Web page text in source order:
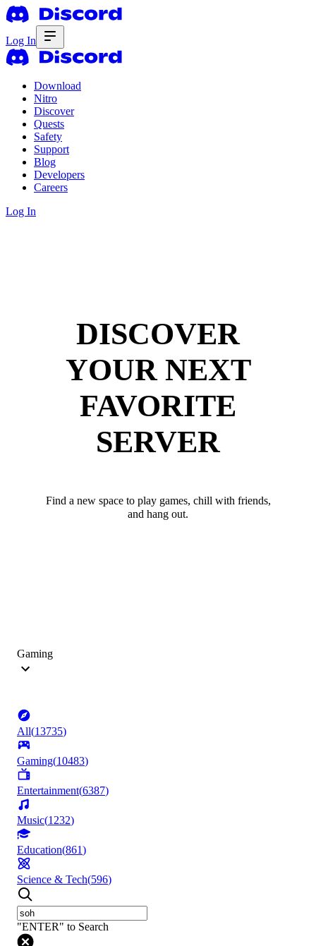
Log In
Download
Nitro
Discover
Quests
Safety
Support
Blog
Developers
Careers
Log In
DISCOVER
YOUR NEXT
FAVORITE
SERVER
Find a new space to play games, chill with friends,
and hang out.
Gaming
All(13735)
Gaming(10483)
Entertainment(6387)
Music(1232)
Education(861)
Science & Tech(596)
"ENTER" to Search